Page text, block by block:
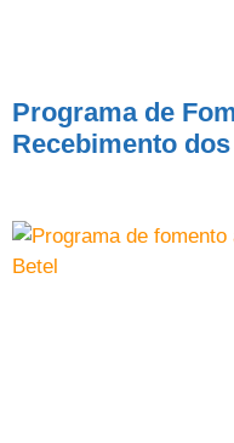
Programa de
Recebimento